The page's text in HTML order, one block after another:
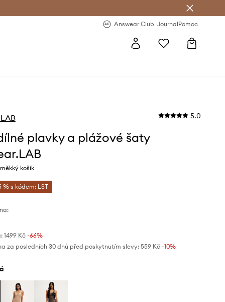
Answear Club JournalPomoc
5.0
plavky a plážové šaty
košík
% s kódem: LST
1499 Kč-66%
za posledních 30 dnů před poskytnutím slevy: 559 Kč -10%